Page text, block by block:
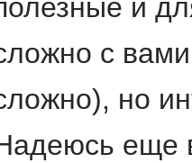
и
с
но
еще